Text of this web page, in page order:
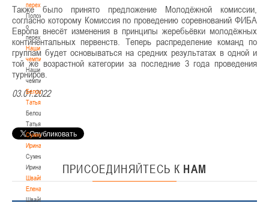
переходах
Положение
о
переходах
Наши
чемпионы
Наши
чемпионы
Белошапко
Татьяна
Белошапко
Татьяна
Сумникова
Ирина
Сумникова
Ирина
Швайбович
Елена
Швайбович
Также было принято предложение Молодёжной комиссии,
согласно которому Комиссия по проведению соревнований ФИБА
Европа внесёт изменения в принципы жеребьёвки молодёжных
континентальных первенств. Теперь распределение команд по
группам будет основываться на средних результатах в одной и
той же возрастной категории за последние 3 года проведения
турниров.
03.01.2022
ПРИСОЕДИНЯЙТЕСЬ К НАМ